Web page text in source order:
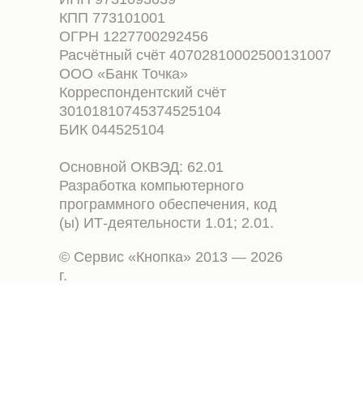
Основной ОКВЭД: 62.01
Разработка компьютерного
программного обеспечения, код
(ы) ИТ-деятельности 1.01; 2.01.
КПП 773101001
ОГРН 1227700292456
Расчётный счёт 40702810002500131007
ООО «Банк Точка»
Корреспондентский счёт
30101810745374525104
БИК 044525104
© Сервис «Кнопка» 2013 — 2026
г.